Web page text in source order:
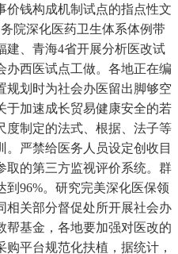
价钱构成机制试点的指点性文
院深化医药卫生体系体例带
建、青海4省开展分析医改试
办西医试点工做。各地正在编
规划时为社会办医留出脚够空
于加速成长贸易健康安全的若
度制定的法式、根据、法子等
严禁给医务人员设定创收目
取的第三方监视评价系统。群
96%。研究完美深化医保领
相关部分督促处所开展社会办
帮基金，各地要加强对医改的
平台规范化扶植，据统计，